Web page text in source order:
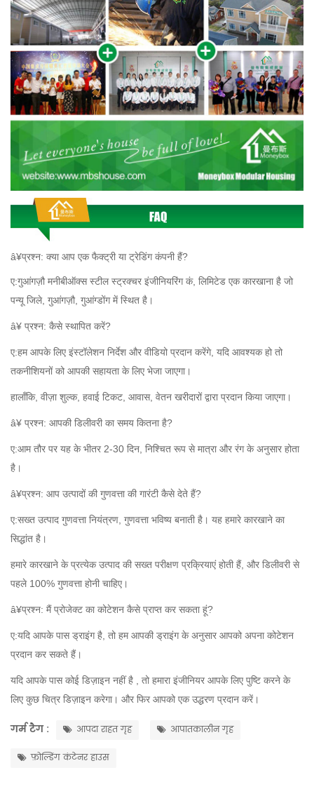
â¥प्रश्न: क्या आप एक फैक्ट्री या ट्रेडिंग कंपनी हैं?
ए:गुआंगज़ौ मनीबीऑक्स स्टील स्ट्रक्चर इंजीनियरिंग कं, लिमिटेड एक कारखाना है जो
पन्यू जिले, गुआंगज़ौ, गुआंग्डोंग में स्थित है।
â¥ प्रश्न: कैसे स्थापित करें?
ए:हम आपके लिए इंस्टॉलेशन निर्देश और वीडियो प्रदान करेंगे, यदि आवश्यक हो तो
तकनीशियनों को आपकी सहायता के लिए भेजा जाएगा।
हालाँकि, वीज़ा शुल्क, हवाई टिकट, आवास, वेतन खरीदारों द्वारा प्रदान किया जाएगा।
â¥ प्रश्न: आपकी डिलीवरी का समय कितना है?
ए:आम तौर पर यह के भीतर 2-30 दिन, निश्चित रूप सेमात्रा और रंग के अनुसार होता
है।
â¥प्रश्न: आप उत्पादों की गुणवत्ता की गारंटी कैसे देते हैं?
ए:सख्त उत्पाद गुणवत्तानियंत्रण गुणवत्ता भविष्य बनाती है । यह हमारे कारखाने का
सिद्धांत है।
हमारे कारखाने के प्रत्येक उत्पाद की सख्त परीक्षण प्रक्रियाएं होती हैं, और डिलीवरी से
पहले 100% गुणवत्ताहोनी चाहिए।
â¥प्रश्न: मैंप्रोजेक्ट का कोटेशन कैसे प्राप्त कर सकता हूं?
ए:यदि आपके पास ड्राइंग है, तो हम आपकी ड्राइंग के अनुसार आपको अपना कोटेशन
प्रदान कर सकते हैं।
यदि आपके पासकोई डिज़ाइन नहीं है
, तो हमारा इंजीनियर आपके लिए पुष्टि करने के
लिए कुछ चित्र डिज़ाइन करेगा। और फिर आपको एक उद्धरण प्रदान करें।
गर्म टैग : आपदा राहत गृह आपातकालीन गृह
फ़ोल्डिंग कंटेनर हाउस